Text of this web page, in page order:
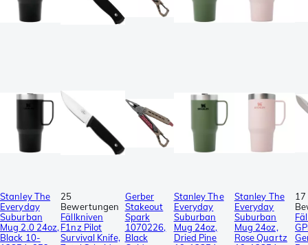
Stanley The
Everyday
Suburban
Mug 2.0 24oz,
Black 10-
25
Bewertungen
Fällkniven
F1nz Pilot
Survival Knife,
Gerber
Stakeout
Spark
1070226,
Black
Stanley The
Everyday
Suburban
Mug 24oz,
Dried Pine
Stanley The
Everyday
Suburban
Mug 24oz,
Rose Quartz
17